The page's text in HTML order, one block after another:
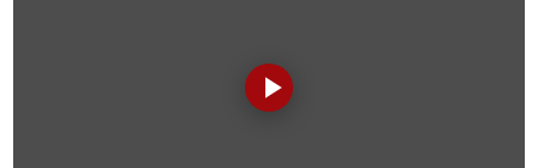
PHẨM OCOP THÀNH PHỐ ĐÀ NẴNG